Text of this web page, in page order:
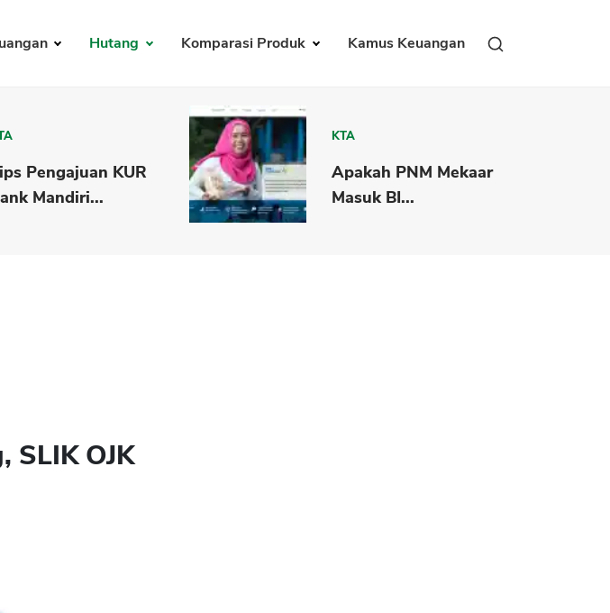
Hutang Komparasi Produk Kamus Keuangan
Pengajuan KUR
Mandiri...
KTA
Apakah PNM Mekaar
Masuk BI...
SLIK OJK